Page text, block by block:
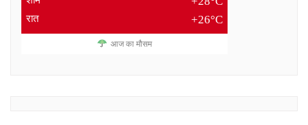
रात +26°C
आज का मौसम